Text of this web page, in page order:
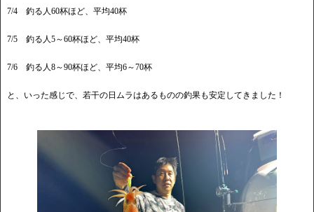
7/4 釣る人60杯ほど、平均40杯
7/5 釣る人5～60杯ほど、平均40杯
7/6 釣る人8～90杯ほど、平均6～70杯
と、いった感じで、若干の日ムラはあるものの釣果も安定してきました！